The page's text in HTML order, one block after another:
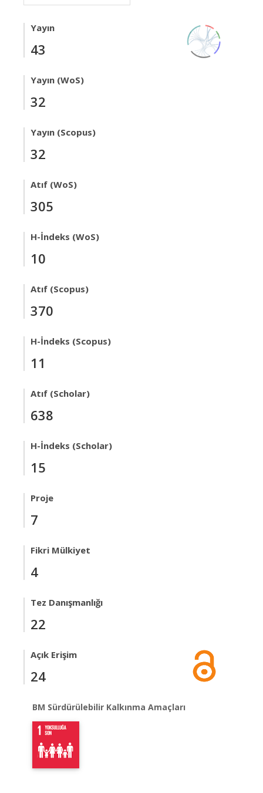
Yayın
43
Yayın (WoS)
32
Yayın (Scopus)
32
Atıf (WoS)
305
H-İndeks (WoS)
10
Atıf (Scopus)
370
H-İndeks (Scopus)
11
Atıf (Scholar)
638
H-İndeks (Scholar)
15
Proje
7
Fikri Mülkiyet
4
Tez Danışmanlığı
22
Açık Erişim
24
BM Sürdürülebilir Kalkınma Amaçları